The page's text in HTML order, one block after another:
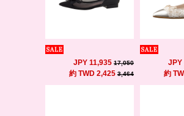
JPY 11,935 17,050
約 TWD 2,425 3,464
JPY
約